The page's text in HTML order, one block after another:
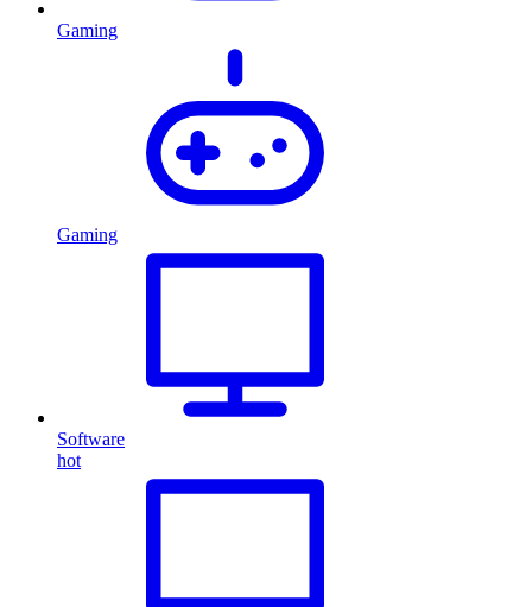
Gaming
Gaming
Software
hot